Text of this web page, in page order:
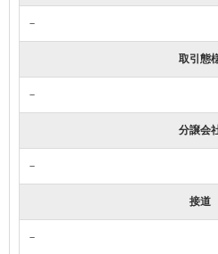
－
取引態
－
分譲会
－
接道
－